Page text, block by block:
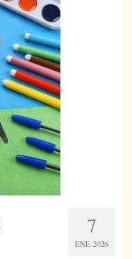
7
ENE 2026